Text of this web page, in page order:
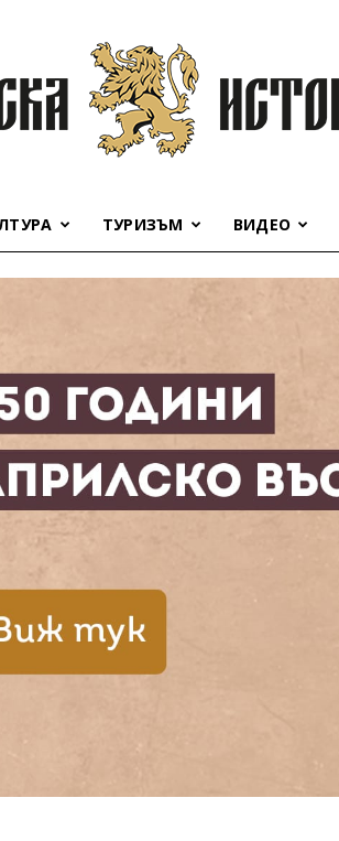
история
ТУРИЗЪМ ВИДЕО